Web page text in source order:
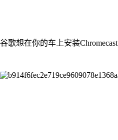
谷歌想在你的车上安装Chromecast